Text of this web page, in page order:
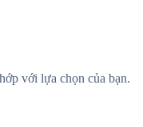
với lựa chọn của bạn.